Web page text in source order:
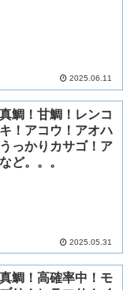
2025.06.11
鯛！甘鯛！レンコ
！アコウ！アオハ
っかりカサゴ！ア
ど。。。
2025.05.31
鯛！高確率中！モ